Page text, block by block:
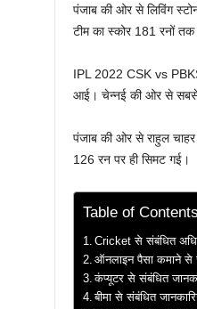
पंजाब की ओर से लिविंग
टीम का स्कोर 181 रनों तक
IPL 2022 CSK vs
आई। चेन्नई की ओर से सबसे
पंजाब की ओर से राहुल
126 रन पर ही सिमट गई।
Table of Contents
Cricket से संबंधित
ऑनलाइन पैसा कमाने से
कंप्यूटर से संबंधित
बीमा से संबंधित